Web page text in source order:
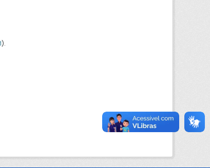
).